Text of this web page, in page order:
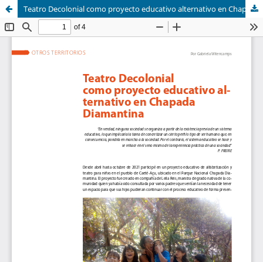
Teatro Decolonial como proyecto educativo alternativo en Chapada Diamantina